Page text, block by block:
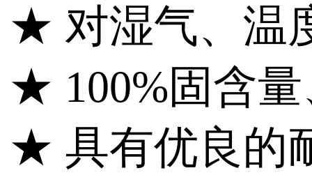
★ 对湿气、温
★ 100%固含
★ 具有优良的